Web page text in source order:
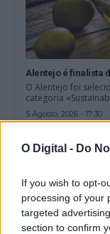
O Digital - Do
If you wish to opt-
processing of your
targeted
section to confirm
Alentejo é finalista
O Alentejo foi
categoria
5 Agosto, 2026 - 17:30